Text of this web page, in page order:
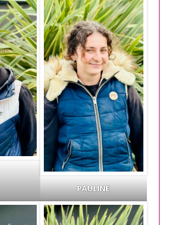
PAULINE